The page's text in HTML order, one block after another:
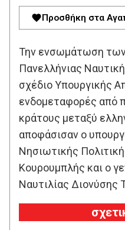
Προσθήκη στα
Την ενσωμάτωση
Πανελλήνιας
σχέδιο Υπουργικής
ενδομεταφορές από
κράτους μεταξύ
αποφάσισαν ο
Νησιωτικής
Κουρουμπλής και ο
Ναυτιλίας Διονύσης